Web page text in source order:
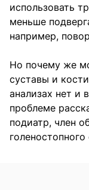
использовать
меньше
например,
Но почему же
суставы и
анализах нет и
проблеме
подиатр, член